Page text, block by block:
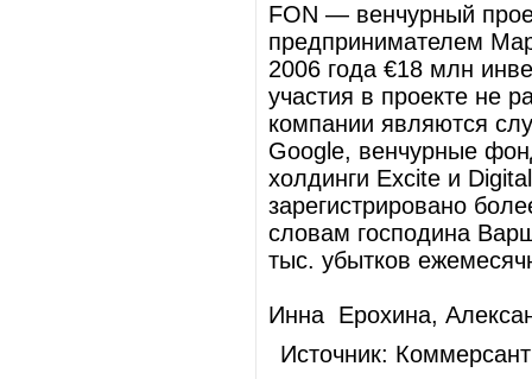
FON — венчурный
предпринимателем
2006 года €18 млн
участия в проекте не
компании являются
Google, венчурные
холдинги Excite и
зарегистрировано
словам господина
тыс. убытков
Инна Ерохина,
Источник: